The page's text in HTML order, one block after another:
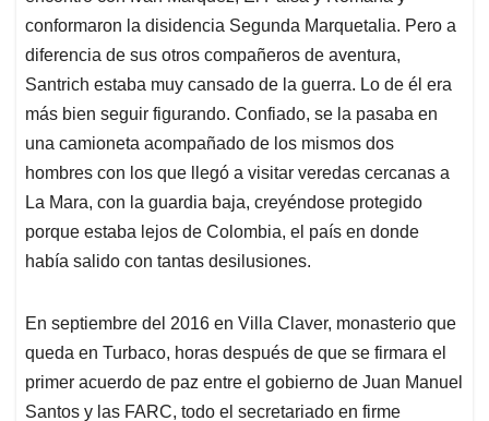
conformaron la disidencia Segunda Marquetalia. Pero a
diferencia de sus otros compañeros de aventura,
Santrich estaba muy cansado de la guerra. Lo de él era
más bien seguir figurando. Confiado, se la pasaba en
una camioneta acompañado de los mismos dos
hombres con los que llegó a visitar veredas cercanas a
La Mara, con la guardia baja, creyéndose protegido
porque estaba lejos de Colombia, el país en donde
había salido con tantas desilusiones.
En septiembre del 2016 en Villa Claver, monasterio que
queda en Turbaco, horas después de que se firmara el
primer acuerdo de paz entre el gobierno de Juan Manuel
Santos y las FARC, todo el secretariado en firme